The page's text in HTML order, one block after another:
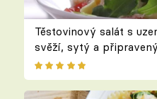
Těstovinový salát s
svěží, sytý a